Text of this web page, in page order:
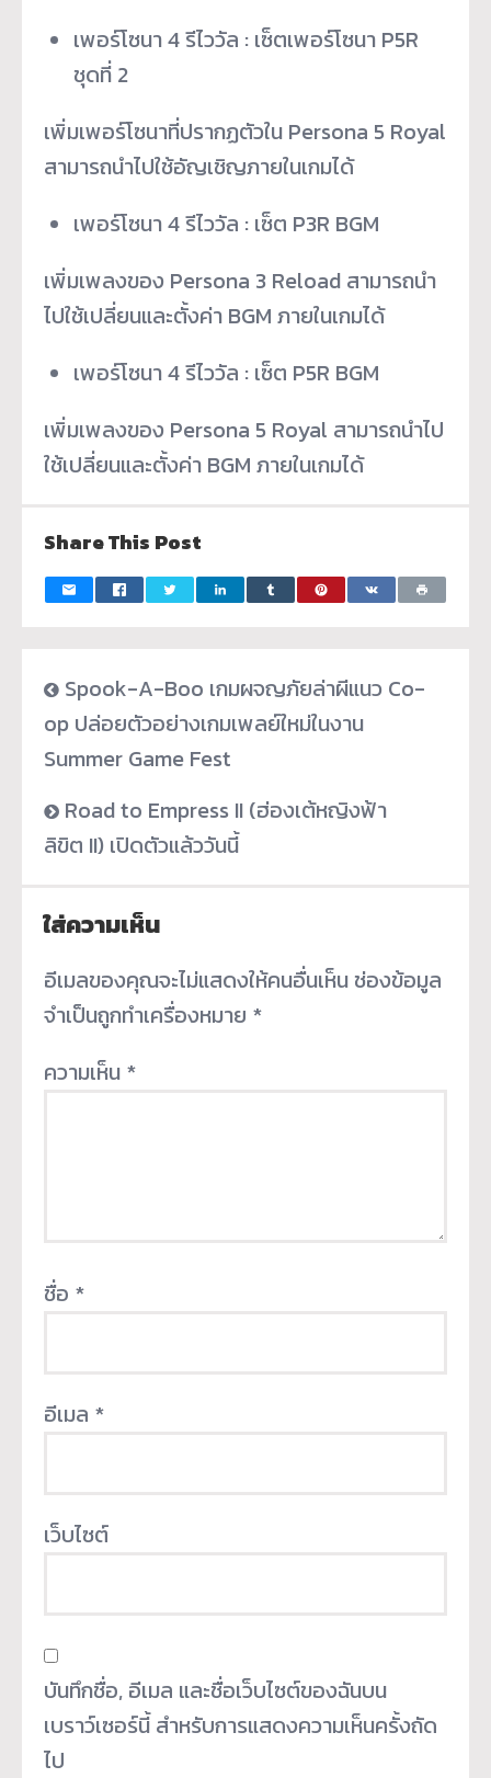
เพอร์โซนา 4 รีไววัล : เซ็ตเพอร์โซนา P5R
ชุดที่ 2
เพิ่มเพอร์โซนาที่ปรากฏตัวใน Persona 5 Royal
สามารถนำไปใช้อัญเชิญภายในเกมได้
เพอร์โซนา 4 รีไววัล : เซ็ต P3R BGM
เพิ่มเพลงของ Persona 3 Reload สามารถนำ
ไปใช้เปลี่ยนและตั้งค่า BGM ภายในเกมได้
เพอร์โซนา 4 รีไววัล : เซ็ต P5R BGM
เพิ่มเพลงของ Persona 5 Royal สามารถนำไป
ใช้เปลี่ยนและตั้งค่า BGM ภายในเกมได้
Share This Post
Spook-A-Boo เกมผจญภัยล่าผีแนว Co-
op ปล่อยตัวอย่างเกมเพลย์ใหม่ในงาน
Summer Game Fest
Road to Empress II (ฮ่องเต้หญิงฟ้า
ลิขิต II) เปิดตัวแล้ววันนี้
ใส่ความเห็น
อีเมลของคุณจะไม่แสดงให้คนอื่นเห็น ช่องข้อมูล
จำเป็นถูกทำเครื่องหมาย *
ความเห็น *
ชื่อ *
อีเมล *
เว็บไซต์
บันทึกชื่อ, อีเมล และชื่อเว็บไซต์ของฉันบน
เบราว์เซอร์นี้ สำหรับการแสดงความเห็นครั้งถัด
ไป